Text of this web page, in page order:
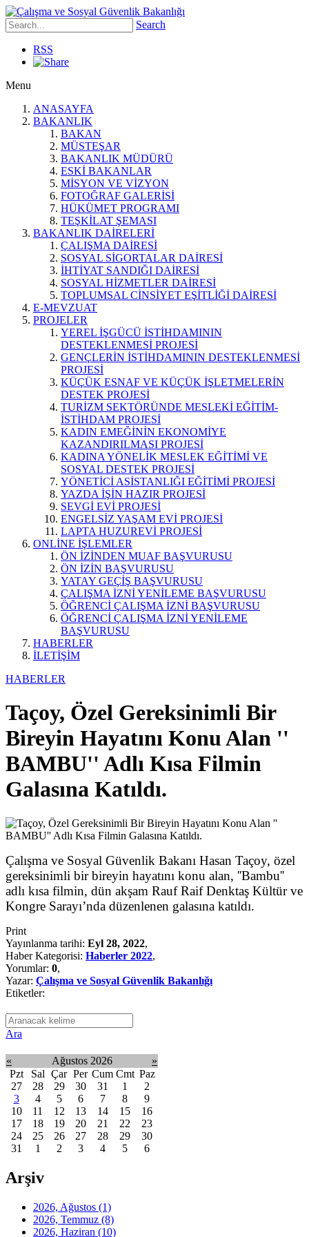
Search
RSS
Menu
ANASAYFA
BAKANLIK
BAKAN
MÜSTEŞAR
BAKANLIK MÜDÜRÜ
ESKİ BAKANLAR
MİSYON VE VİZYON
FOTOĞRAF GALERİSİ
HÜKÜMET PROGRAMI
TEŞKİLAT ŞEMASI
BAKANLIK DAİRELERİ
ÇALIŞMA DAİRESİ
SOSYAL SİGORTALAR DAİRESİ
İHTİYAT SANDIĞI DAİRESİ
SOSYAL HİZMETLER DAİRESİ
TOPLUMSAL CİNSİYET EŞİTLİĞİ DAİRESİ
E-MEVZUAT
PROJELER
YEREL İŞGÜCÜ İSTİHDAMININ
DESTEKLENMESİ PROJESİ
GENÇLERİN İSTİHDAMININ DESTEKLENMESİ
PROJESİ
KÜÇÜK ESNAF VE KÜÇÜK İŞLETMELERİN
DESTEK PROJESİ
TURİZM SEKTÖRÜNDE MESLEKİ EĞİTİM-
İSTİHDAM PROJESİ
KADIN EMEĞİNİN EKONOMİYE
KAZANDIRILMASI PROJESİ
KADINA YÖNELİK MESLEK EĞİTİMİ VE
SOSYAL DESTEK PROJESİ
YÖNETİCİ ASİSTANLIĞI EĞİTİMİ PROJESİ
YAZDA İŞİN HAZIR PROJESİ
SEVGİ EVİ PROJESİ
ENGELSİZ YAŞAM EVİ PROJESİ
LAPTA HUZUREVİ PROJESİ
ONLİNE İŞLEMLER
ÖN İZİNDEN MUAF BAŞVURUSU
ÖN İZİN BAŞVURUSU
YATAY GEÇİŞ BAŞVURUSU
ÇALIŞMA İZNİ YENİLEME BAŞVURUSU
ÖĞRENCİ ÇALIŞMA İZNİ BAŞVURUSU
ÖĞRENCİ ÇALIŞMA İZNİ YENİLEME
BAŞVURUSU
HABERLER
İLETİŞİM
HABERLER
Taçoy, Özel Gereksinimli Bir
Bireyin Hayatını Konu Alan ''
BAMBU'' Adlı Kısa Filmin
Galasına Katıldı.
Çalışma ve Sosyal Güvenlik Bakanı Hasan Taçoy, özel
gereksinimli bir bireyin hayatını konu alan, ''Bambu''
adlı kısa filmin, dün akşam Rauf Raif Denktaş Kültür ve
Kongre Sarayı’nda düzenlenen galasına katıldı.
Print
Yayınlanma tarihi: Eyl 28, 2022,
Haber Kategorisi: Haberler 2022,
Yorumlar: 0,
Yazar: Çalışma ve Sosyal Güvenlik Bakanlığı
Etiketler:
Ara
« Ağustos 2026
»
Pzt
Sal Çar Per Cum Cmt Paz
27
28 29 30 31 1
2
3
4 5 6 7 8
9
10
11 12 13 14 15
16
17
18 19 20 21 22
23
24
25 26 27 28 29
30
31
1 2 3 4 5 6
Arşiv
2026, Ağustos (1)
2026, Temmuz (8)
2026, Haziran (10)